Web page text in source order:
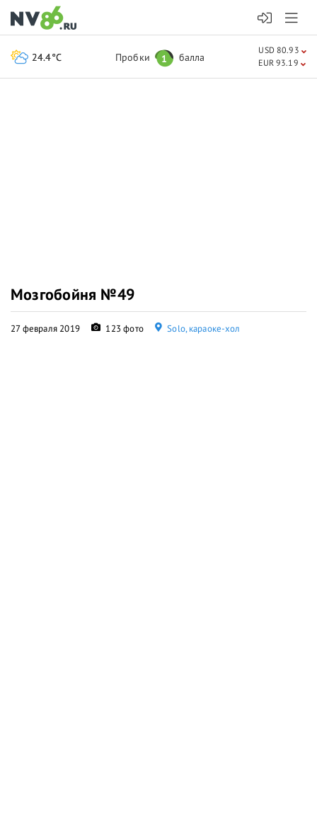
Мозгобойня №49
27 февраля 2019 123 фото Solo, караоке-хол
24.4°C Пробки 1 балла
USD 80.93
EUR 93.19